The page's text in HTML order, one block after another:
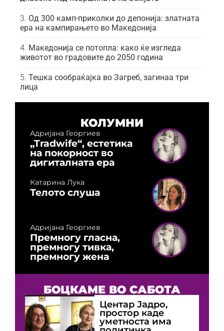
Од 300 камп-приколки до депонија: златната
ера на кампирањето во Македонија
Македонија се потопла: како ќе изгледа
животот во градовите до 2050 година
Тешка сообраќајка во Загреб, загинаа три
лица
КОЛУМНИ
Адријана Георгиев
„Tradwife“, естетика
на покорност во
дигиталната ера
Катарина Лука
Телото слуша
Адријана Георгиев
Премногу гласна,
премногу тивка,
премногу жена
БОЦКАМЕ ВО САБОТА
Центар Јадро,
простор каде
уметноста има